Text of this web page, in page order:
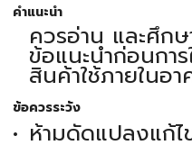
คำแนะนำ
ควรอ่าน และศึกษ
ข้อแนะนำก่อนการ
สินค้าใช้ภายในอา
ข้อควรระวัง
ห้ามดัดแปลงแก้ไ